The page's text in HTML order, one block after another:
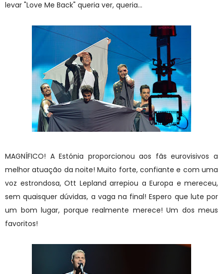
levar "Love Me Back" queria ver, queria...
MAGNÍFICO! A Estónia proporcionou aos fãs eurovisivos a
melhor atuação da noite! Muito forte, confiante e com uma
voz estrondosa, Ott Lepland arrepiou a Europa e mereceu,
sem quaisquer dúvidas, a vaga na final! Espero que lute por
um bom lugar, porque realmente merece! Um dos meus
favoritos!